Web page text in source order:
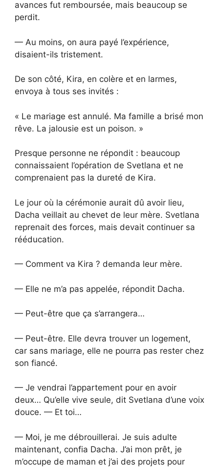
avances fut remboursée, mais beaucoup se
perdit.
— Au moins, on aura payé l’expérience,
disaient-ils tristement.
De son côté, Kira, en colère et en larmes,
envoya à tous ses invités :
« Le mariage est annulé. Ma famille a brisé mon
rêve. La jalousie est un poison. »
Presque personne ne répondit : beaucoup
connaissaient l’opération de Svetlana et ne
comprenaient pas la dureté de Kira.
Le jour où la cérémonie aurait dû avoir lieu,
Dacha veillait au chevet de leur mère. Svetlana
reprenait des forces, mais devait continuer sa
rééducation.
— Comment va Kira ? demanda leur mère.
— Elle ne m’a pas appelée, répondit Dacha.
— Peut-être que ça s’arrangera…
— Peut-être. Elle devra trouver un logement,
car sans mariage, elle ne pourra pas rester chez
son fiancé.
— Je vendrai l’appartement pour en avoir
deux… Qu’elle vive seule, dit Svetlana d’une voix
douce. — Et toi…
— Moi, je me débrouillerai. Je suis adulte
maintenant, confia Dacha. J’ai mon prêt, je
m’occupe de maman et j’ai des projets pour